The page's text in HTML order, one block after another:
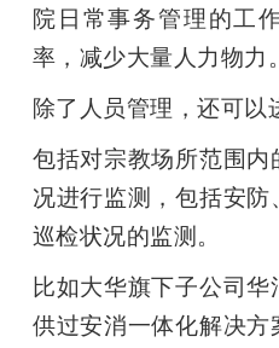
院日常事务管理的工
率，减少大量人力物力。
除了人员管理，还可以
包括对宗教场所范围
况进行监测，包括安防
巡检状况的监测。
比如大华旗下子公司
供过安消一体化解决